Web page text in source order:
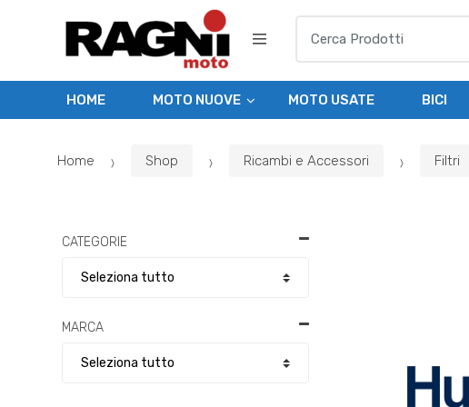
navigation
for:
HOME MOTO NUOVE MOTO USATE BICI
Home Shop Ricambi e Accessori Filtri
CATEGORIE
MARCA